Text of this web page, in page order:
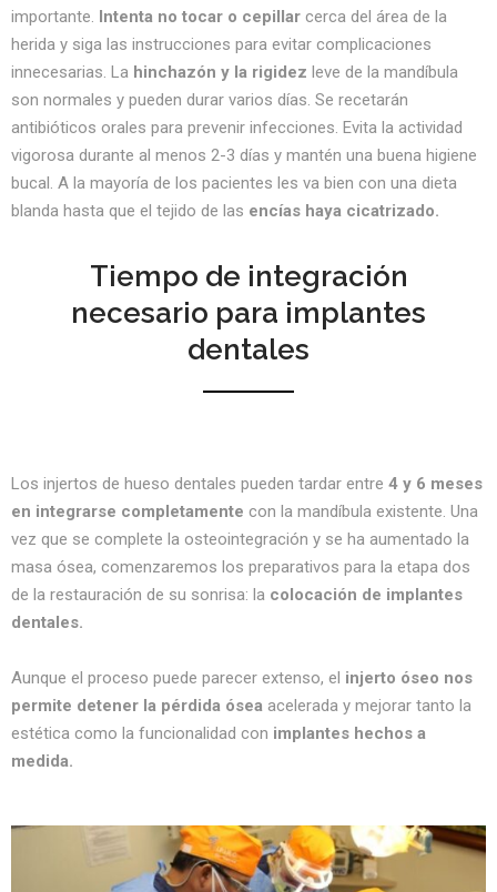
importante. Intenta no tocar o cepillar cerca del área de la
herida y siga las instrucciones para evitar complicaciones
innecesarias. La hinchazón y la rigidez leve de la mandíbula
son normales y pueden durar varios días. Se recetarán
antibióticos orales para prevenir infecciones. Evita la actividad
vigorosa durante al menos 2-3 días y mantén una buena higiene
bucal. A la mayoría de los pacientes les va bien con una dieta
blanda hasta que el tejido de las encías haya cicatrizado.
Tiempo de integración
necesario para implantes
dentales
Los injertos de hueso dentales pueden tardar entre 4 y 6 meses
en integrarse completamente con la mandíbula existente. Una
vez que se complete la osteointegración y se ha aumentado la
masa ósea, comenzaremos los preparativos para la etapa dos
de la restauración de su sonrisa: la colocación de implantes
dentales.
Aunque el proceso puede parecer extenso, el injerto óseo nos
permite detener la pérdida ósea acelerada y mejorar tanto la
estética como la funcionalidad con implantes hechos a
medida.